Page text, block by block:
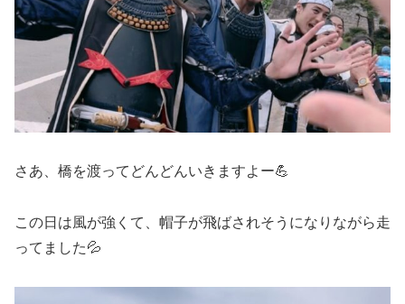
さあ、橋を渡ってどんどんいきますよー💪
この日は風が強くて、帽子が飛ばされそうになりながら走
ってました💦